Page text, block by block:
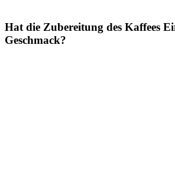
Hat die Zubereitung des Kaffees
Geschmack?